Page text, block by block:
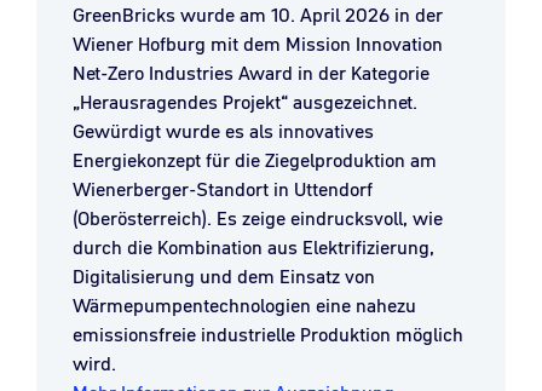
GreenBricks wurde am 10. April 2026 in der
Wiener Hofburg mit dem Mission Innovation
Net-Zero Industries Award in der Kategorie
„Herausragendes Projekt“ ausgezeichnet.
Gewürdigt wurde es als innovatives
Energiekonzept für die Ziegelproduktion am
Wienerberger-Standort in Uttendorf
(Oberösterreich). Es zeige eindrucksvoll, wie
durch die Kombination aus Elektrifizierung,
Digitalisierung und dem Einsatz von
Wärmepumpentechnologien eine nahezu
emissionsfreie industrielle Produktion möglich
wird.